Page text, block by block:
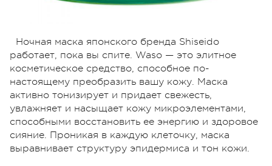
Ночная маска японского бренда Shiseido
работает, пока вы спите. Waso — это элитное
косметическое средство, способное по-
настоящему преобразить вашу кожу. Маска
активно тонизирует и придает свежесть,
увлажняет и насыщает кожу микроэлементами,
способными восстановить ее энергию и здоровое
сияние. Проникая в каждую клеточку, маска
выравнивает структуру эпидермиса и тон кожи.